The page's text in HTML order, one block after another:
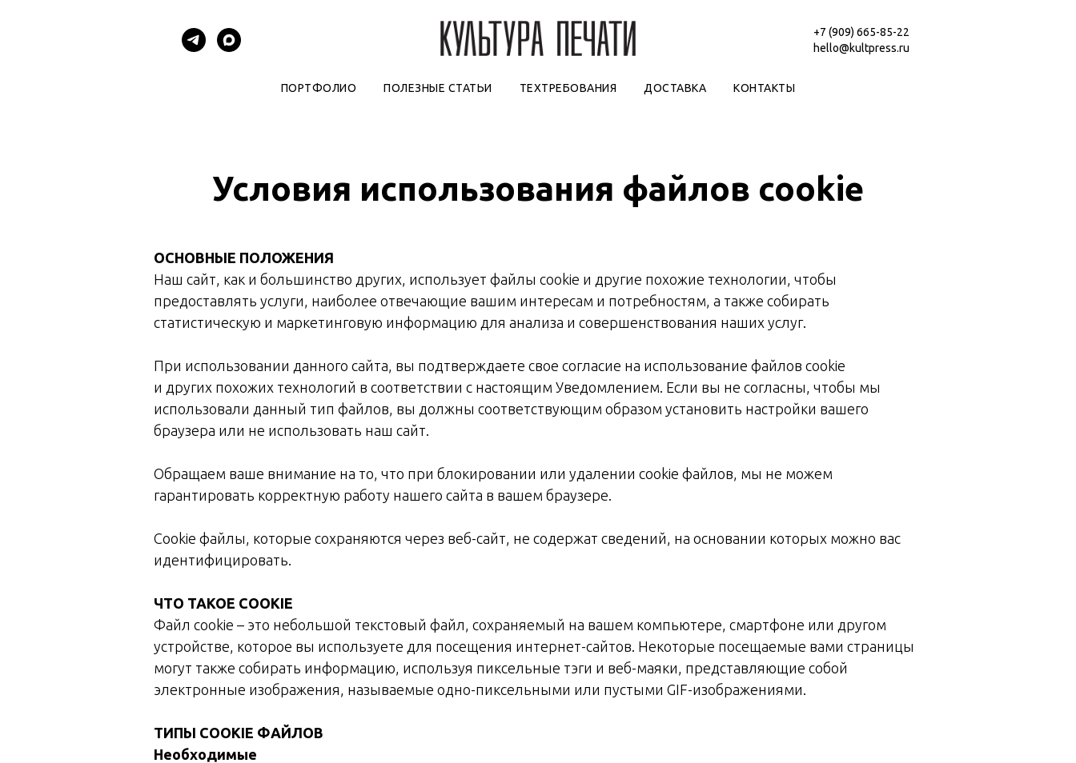
+7 (909) 665-85-22
hello@kultpress.ru
ПОРТФОЛИО ПОЛЕЗНЫЕ СТАТЬИ ТЕХТРЕБОВАНИЯ ДОСТАВКА КОНТАКТЫ
Условия использования файлов cookie
ОСНОВНЫЕ ПОЛОЖЕНИЯ
Наш сайт, как и большинство других, использует файлы cookie и другие похожие технологии, чтобы
предоставлять услуги, наиболее отвечающие вашим интересам и потребностям, а также собирать
статистическую и маркетинговую информацию для анализа и совершенствования наших услуг.
При использовании данного сайта, вы подтверждаете свое согласие на использование файлов cookie
и других похожих технологий в соответствии с настоящим Уведомлением. Если вы не согласны, чтобы мы
использовали данный тип файлов, вы должны соответствующим образом установить настройки вашего
браузера или не использовать наш сайт.
Обращаем ваше внимание на то, что при блокировании или удалении cookie файлов, мы не можем
гарантировать корректную работу нашего сайта в вашем браузере.
Cookie файлы, которые сохраняются через веб-сайт, не содержат сведений, на основании которых можно вас
идентифицировать.
ЧТО ТАКОЕ COOKIE
Файл cookie – это небольшой текстовый файл, сохраняемый на вашем компьютере, смартфоне или другом
устройстве, которое вы используете для посещения интернет-сайтов. Некоторые посещаемые вами страницы
могут также собирать информацию, используя пиксельные тэги и веб-маяки, представляющие собой
электронные изображения, называемые одно-пиксельными или пустыми GIF-изображениями.
ТИПЫ COOKIE ФАЙЛОВ
Необходимые